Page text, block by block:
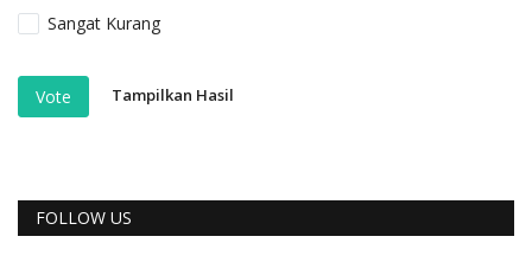
Sangat Kurang
Vote Tampilkan Hasil
FOLLOW US